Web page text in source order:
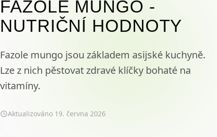
FAZOLE MUNGO -
NUTRIČNÍ HODNOTY
Fazole mungo jsou základem asijské kuchyně.
Lze z nich pěstovat zdravé klíčky bohaté na
vitamíny.
Aktualizováno 19. června 2026